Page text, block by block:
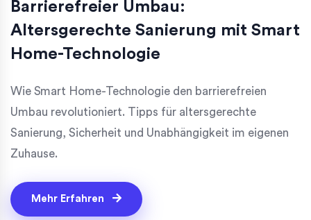
Barrierefreier Umbau:
Altersgerechte Sanierung mit Smart
Home-Technologie
Wie Smart Home-Technologie den barrierefreien
Umbau revolutioniert. Tipps für altersgerechte
Sanierung, Sicherheit und Unabhängigkeit im eigenen
Zuhause.
Mehr Erfahren